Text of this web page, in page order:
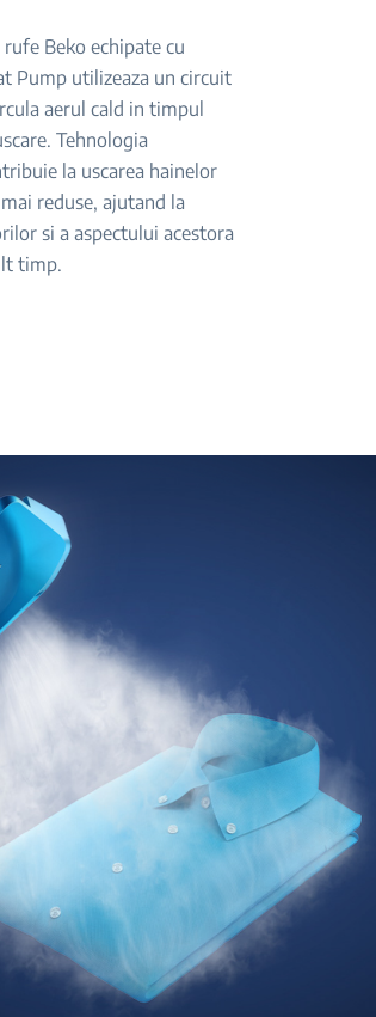
Beko echipate cu
Pump utilizeaza un circuit
aerul cald in timpul
Tehnologia
la uscarea hainelor
reduse, ajutand la
si a aspectului acestora
timp.